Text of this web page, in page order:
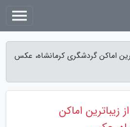
اماکن گردشگری کرمانشاه، عکس
زیباترین اماکن